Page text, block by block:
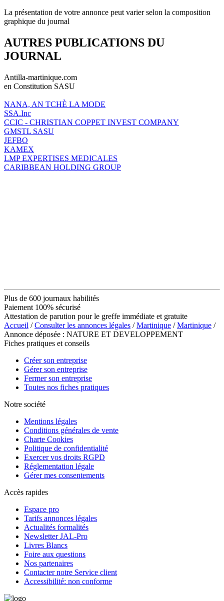
La présentation de votre annonce peut varier selon la composition
graphique du journal
AUTRES PUBLICATIONS DU
JOURNAL
Antilla-martinique.com
en Constitution SASU
NANA, AN TCHÈ LA MODE
SSA.Inc
CCIC - CHRISTIAN COPPET INVEST COMPANY
GMSTL SASU
JEFBO
KAMEX
LMP EXPERTISES MEDICALES
CARIBBEAN HOLDING GROUP
Plus de 600 journaux habilités
Paiement 100% sécurisé
Attestation de parution pour le greffe immédiate et gratuite
Accueil /Consulter les annonces légales /Martinique /Martinique /
Annonce déposée : NATURE ET DEVELOPPEMENT
Fiches pratiques et conseils
Créer son entreprise
Gérer son entreprise
Fermer son entreprise
Toutes nos fiches pratiques
Notre société
Mentions légales
Conditions générales de vente
Charte Cookies
Politique de confidentialité
Exercer vos droits RGPD
Réglementation légale
Gérer mes consentements
Accès rapides
Espace pro
Tarifs annonces légales
Actualités formalités
Newsletter JAL-Pro
Livres Blancs
Foire aux questions
Nos partenaires
Contacter notre Service client
Accessibilité: non conforme